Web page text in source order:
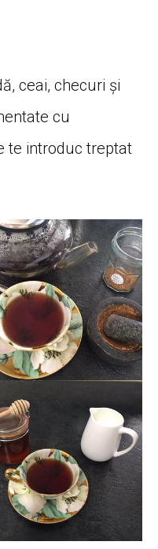
, ceai, checuri și
cu
te introduc treptat